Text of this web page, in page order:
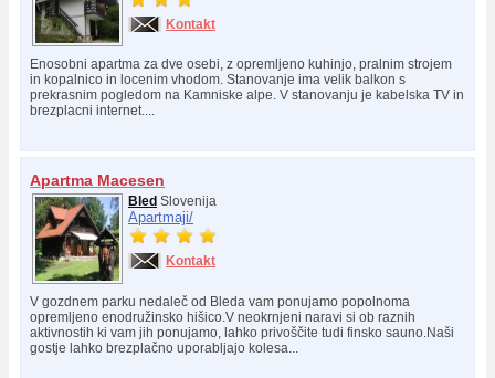
Kontakt
Enosobni apartma za dve osebi, z opremljeno kuhinjo, pralnim strojem
in kopalnico in locenim vhodom. Stanovanje ima velik balkon s
prekrasnim pogledom na Kamniske alpe. V stanovanju je kabelska TV in
brezplacni internet....
Apartma Macesen
Bled Slovenija
Apartmaji/
Kontakt
V gozdnem parku nedaleč od Bleda vam ponujamo popolnoma
opremljeno enodružinsko hišico.V neokrnjeni naravi si ob raznih
aktivnostih ki vam jih ponujamo, lahko privoščite tudi finsko sauno.Naši
gostje lahko brezplačno uporabljajo kolesa...